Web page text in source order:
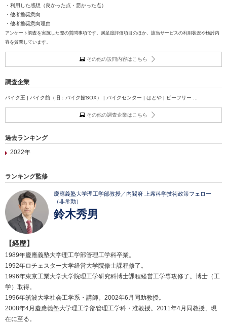
・利用した感想（良かった点・悪かった点）
・他者推奨意向
・他者推奨意向理由
アンケート調査を実施した際の質問事項です。満足度評価項目のほか、該当サービスの利用状況や検討内
容を質問しています。
その他の設問内容はこちら
調査企業
バイク王 | バイク館（旧：バイク館SOX） | バイクセンター | はとや | ビーフリー ...
その他の調査企業はこちら
過去ランキング
2022年
ランキング監修
慶應義塾大学理工学部教授／内閣府 上席科学技術政策フェロー
（非常勤）
鈴木秀男
【経歴】
1989年慶應義塾大学理工学部管理工学科卒業。
1992年ロチェスター大学経営大学院修士課程修了。
1996年東京工業大学大学院理工学研究科博士課程経営工学専攻修了。博士（工
学）取得。
1996年筑波大学社会工学系・講師。2002年6月同助教授。
2008年4月慶應義塾大学理工学部管理工学科・准教授。2011年4月同教授、現
在に至る。